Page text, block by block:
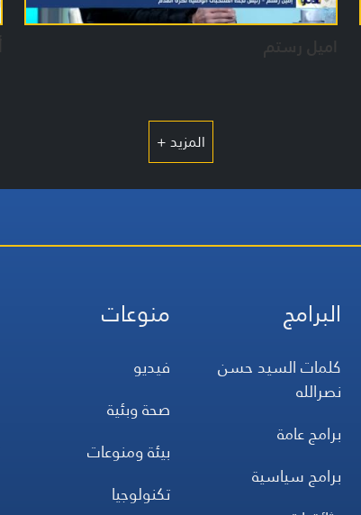
اميل رستم
المزيد +
البرامج
كلمات السيد حسن
نصرالله
برامج عامة
برامج سياسية
منوعات
فيديو
صحة وبئية
بيئة ومنوعات
تكنولوجيا